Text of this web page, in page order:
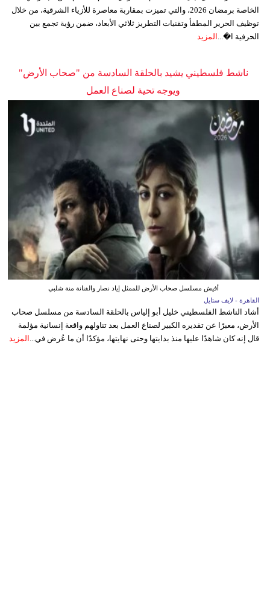
الخاصة برمضان 2026، والتي تميزت بمقاربة معاصرة للأزياء الشرقية، من خلال
توظيف الحرير المطفأ وتقنيات التطريز ثلاثي الأبعاد، ضمن رؤية تجمع بين
الحرفية ا�... المزيد
ناشط فلسطيني يشيد بالحلقة السادسة من "صحاب الأرض"
ويوجه تحية لصناع العمل
أفيش مسلسل صحاب الأرض للممثل إياد نصار والفنانة منة شلبي
القاهرة - لايف ستايل
أشاد الناشط الفلسطيني خليل أبو إلياس بالحلقة السادسة من مسلسل صحاب
الأرض، معبرًا عن تقديره الكبير لصناع العمل بعد تناولهم واقعة إنسانية مؤلمة
قال إنه كان شاهدًا عليها منذ بدايتها وحتى نهايتها، مؤكدًا أن ما عُرض في... المزيد